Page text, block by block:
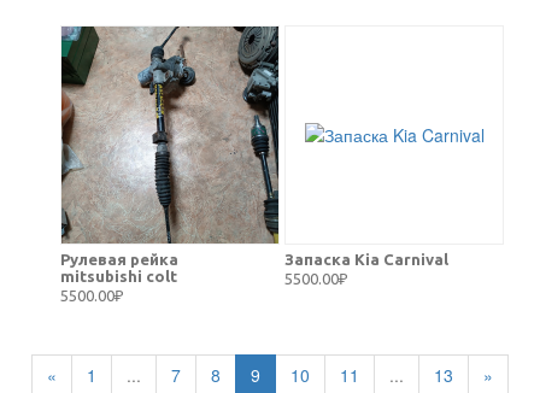
Рулевая рейка
mitsubishi colt
5500.00₽
Запаска Kia Carnival
5500.00₽
« 1 ... 7 8 9 10 11 ... 13 »